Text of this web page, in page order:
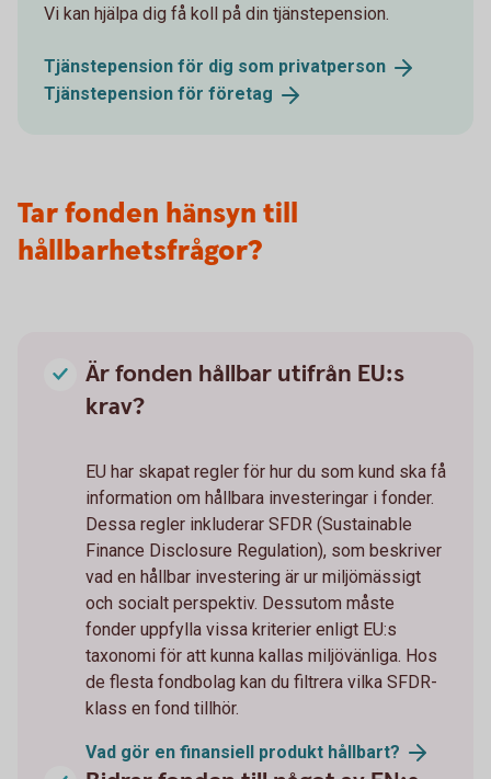
Vi kan hjälpa dig få koll på din tjänstepension.
Tjänstepension för dig som privatperson
Tjänstepension för företag
Tar fonden hänsyn till
hållbarhetsfrågor?
Är fonden hållbar utifrån EU:s
krav?
EU har skapat regler för hur du som kund ska få
information om hållbara investeringar i fonder.
Dessa regler inkluderar SFDR (Sustainable
Finance Disclosure Regulation), som beskriver
vad en hållbar investering är ur miljömässigt
och socialt perspektiv. Dessutom måste
fonder uppfylla vissa kriterier enligt EU:s
taxonomi för att kunna kallas miljövänliga. Hos
de flesta fondbolag kan du filtrera vilka SFDR-
klass en fond tillhör.
Vad gör en finansiell produkt hållbart?